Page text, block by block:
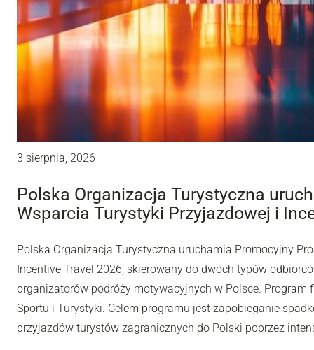
3 sierpnia, 2026
Polska Organizacja Turystyczna
Wsparcia Turystyki Przyjazdowej i
Polska Organizacja Turystyczna uruchamia Promocyjny
Incentive Travel 2026, skierowany do dwóch typów
organizatorów podróży motywacyjnych w Polsce.
Sportu i Turystyki. Celem programu jest zapobieganie
przyjazdów turystów zagranicznych do Polski poprzez